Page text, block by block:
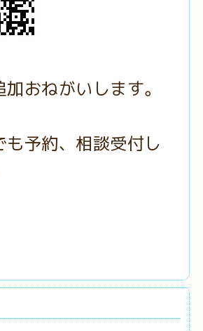
おねがいします。
も予約、相談受付し